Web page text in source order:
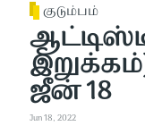
குடும்பம்
ஜீன் 18
Jun 18, 2022